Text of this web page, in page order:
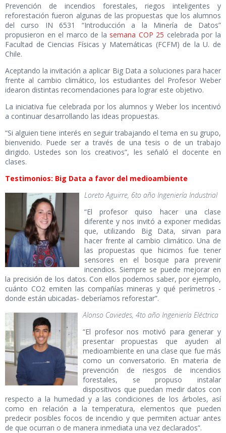
Prevención de incendios forestales, riegos inteligentes y
reforestación fueron algunas de las propuestas que los alumnos
del curso IN 6531 “Introducción a la Minería de Datos”
propusieron en el marco de la semana COP 25 celebrada por la
Facultad de Ciencias Físicas y Matemáticas (FCFM) de la U. de
Chile.
Aceptando la invitación a aplicar Big Data a soluciones para hacer
frente al cambio climático, los estudiantes del Profesor Weber
idearon distintas recomendaciones para lograr este objetivo.
La iniciativa fue celebrada por los alumnos y Weber los incentivó
a continuar desarrollando las ideas propuestas.
“Si alguien tiene interés en seguir trabajando el tema en su grupo,
bienvenido. Puede ser a través de una tesis o de un trabajo
dirigido. Ustedes son los creativos”, les señaló el docente en
clases.
Testimonios: Big Data a favor del medioambiente
Loreto Aguirre, 6to año Ingeniería Industrial
“El profesor quiso hacer una clase
diferente y nos invitó a exponer medidas
que, utilizando Big Data, sirvan para
hacer frente al cambio climático. Una de
las propuestas que hicimos fue tener
sensores en el bosque para prevenir
incendios. Siempre se puede mejorar en
la precisión de los datos. Con ellos podemos saber, por ejemplo,
cuánto CO2 emiten las compañías mineras y qué perímetros -
donde están ubicadas- deberíamos reforestar”.
Alonso Caviedes, 4to año Ingeniería Eléctrica
“El profesor nos motivó para generar y
presentar propuestas que ayuden al
medioambiente en una clase que fue más
como un conversatorio. En materia de
prevención de riesgos de incendios
forestales, se propuso instalar
dispositivos que puedan medir datos con
respecto a la humedad y a las condiciones de los árboles, así
como en relación a la temperatura, elementos que pueden
predecir posibles focos de incendio y que permiten actuar antes
de que ocurran o de manera inmediata una vez declarados”.